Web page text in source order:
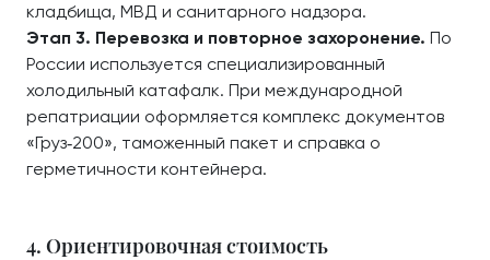
кладбища, МВД и санитарного надзора.
Этап 3. Перевозка и повторное захоронение. По
России используется специализированный
холодильный катафалк. При международной
репатриации оформляется комплекс документов
«Груз‑200», таможенный пакет и справка о
герметичности контейнера.
4. Ориентировочная стоимость